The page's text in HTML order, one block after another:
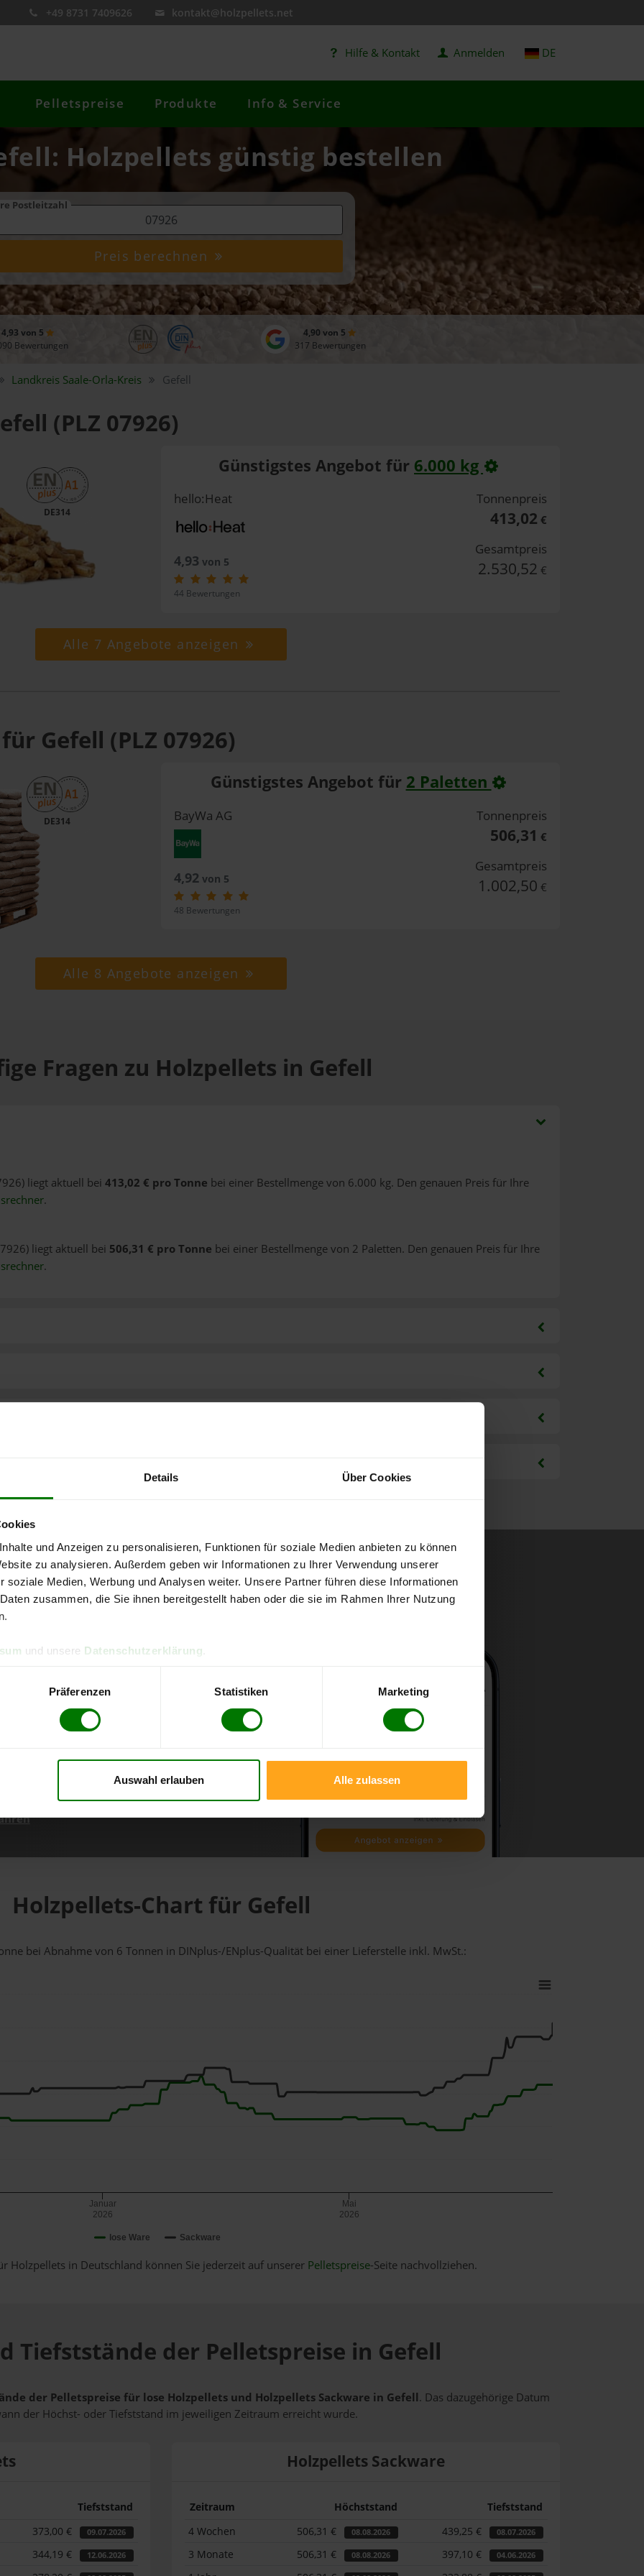
Details Über Cookies
und Anzeigen zu personalisieren, Funktionen für soziale Medien anbieten zu können
zu analysieren. Außerdem geben wir Informationen zu Ihrer Verwendung unserer
soziale Medien, Werbung und Analysen weiter. Unsere Partner führen diese Informationen
zusammen, die Sie ihnen bereitgestellt haben oder die sie im Rahmen Ihrer Nutzung
und unsere Datenschutzerklärung
Präferenzen Statistiken Marketing
Auswahl erlauben Alle zulassen
+49 8731 7409626 kontakt@holzpellets.net
Hilfe & Kontakt Anmelden DE
Pelletspreise Produkte Info & Service
Holzpellets günstig bestellen
Postleitzahl
Preis berechnen
4,93 von 5
Bewertungen
4,90 von 5
317 Bewertungen
Landkreis Saale-Orla-Kreis Gefell
(PLZ 07926)
DE314
Günstigstes Angebot für 6.000 kg
hello:Heat
4,93 von 5
44 Bewertungen
Tonnenpreis
413,02 €
Gesamtpreis
2.530,52 €
Alle 7 Angebote anzeigen
Gefell (PLZ 07926)
DE314
Günstigstes Angebot für 2 Paletten
BayWa AG
4,92von 5
48 Bewertungen
Tonnenpreis
506,31 €
Gesamtpreis
1.002,50 €
Alle 8 Angebote anzeigen
Fragen zu Holzpellets in Gefell
liegt aktuell bei 413,02 € pro Tonne bei einer Bestellmenge von 6.000 kg. Den genauen Preis für Ihre
.
liegt aktuell bei 506,31 € pro Tonne bei einer Bestellmenge von 2 Paletten. Den genauen Preis für Ihre
.
kostenlose
direkt online bestellen
aktuellen Stand
Holzpellets-Chart für Gefell
bei Abnahmevon 6 Tonnen in DINplus-/ENplus-Qualität bei einer Lieferstelle inkl. MwSt.:
lose Ware Sackware
Januar
2026
Mai
2026
Holzpellets in Deutschland können Sie jederzeit auf unserer Pelletspreise-Seite nachvollziehen.
Tiefststände der Pelletspreise in Gefell
der Pelletspreise für lose Holzpellets und Holzpellets Sackware in Gefell. Das dazugehörige Datum
der Höchst- oder Tiefststand im jeweiligen Zeitraum erreicht wurde.
Tiefststand
373,00 € 09.07.2026
344,19 € 12.06.2026
Holzpellets Sackware
Zeitraum Höchststand
Tiefststand
4 Wochen
506,31 € 08.08.2026 439,25 € 08.07.2026
3 Monate 506,31 € 08.08.2026 397,10 € 04.06.2026